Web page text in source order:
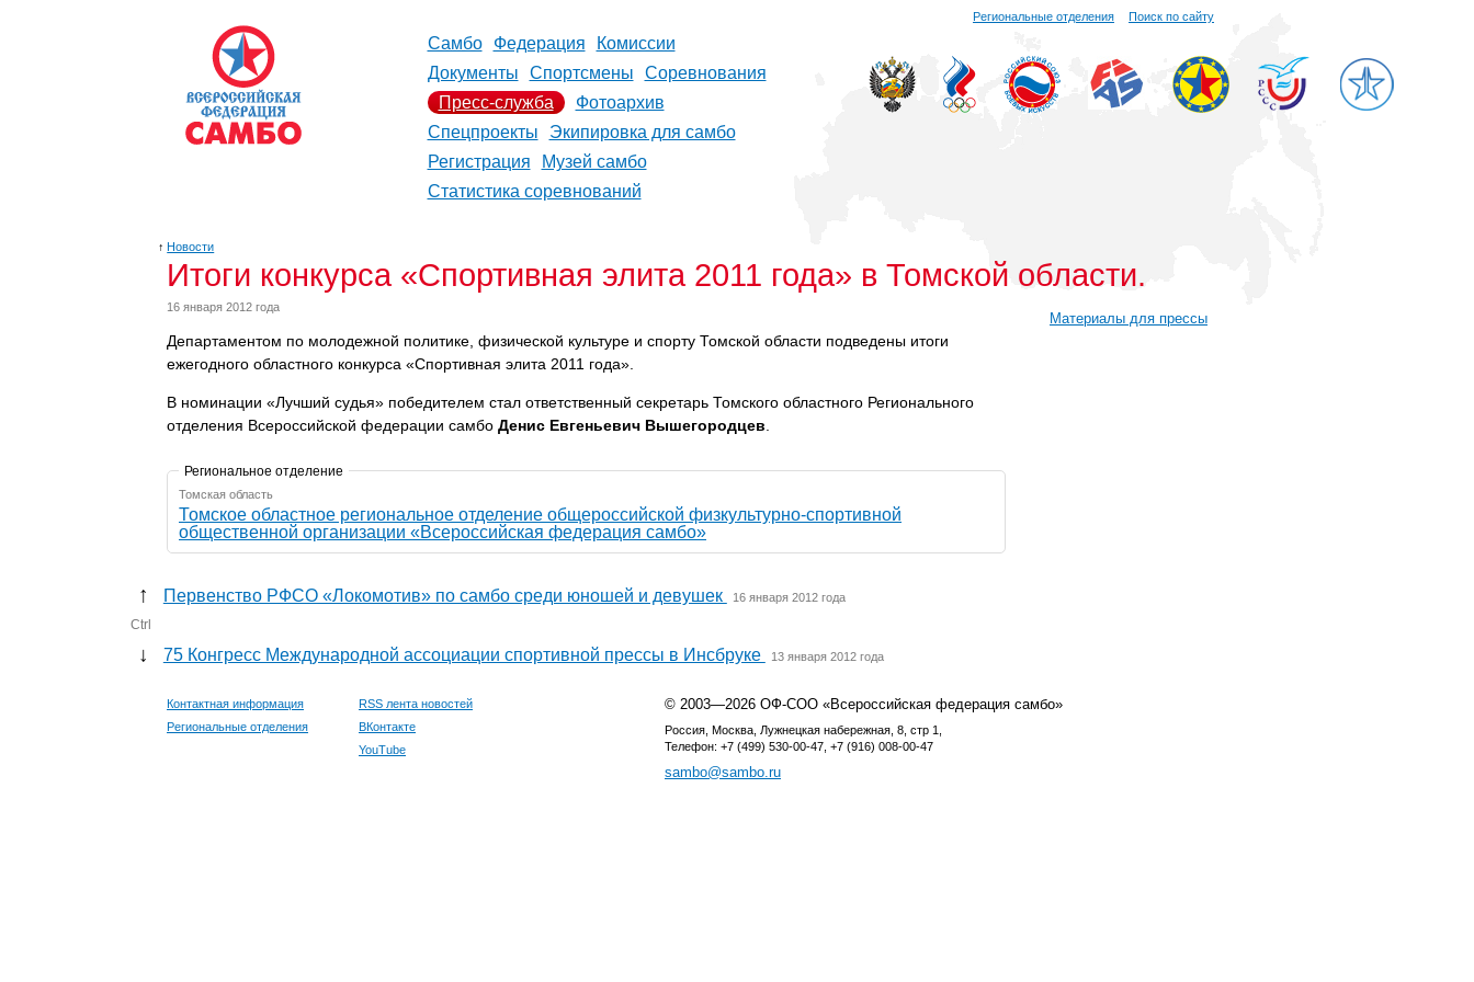
Региональные отделения Поиск по сайту
Самбо Федерация
Комиссии
Документы
Спортсмены
Соревнования
Пресс-служба
Фотоархив
Спецпроекты
Экипировка для самбо
Регистрация
Музей самбо
Статистика соревнований
↑ Новости
Итоги конкурса «Спортивная элита 2011 года» в Томской области.
16 января 2012 года
Департаментом по молодежной политике, физической культуре и спорту Томской области подведены итоги
ежегодного областного конкурса «Спортивная элита 2011 года».
В номинации «Лучший судья» победителем стал ответственный секретарь Томского областного Регионального
отделения Всероссийской федерации самбо Денис Евгеньевич Вышегородцев.
Региональное отделение
Томская область
Томское областное региональное отделение общероссийской физкультурно-спортивной
общественной организации «Всероссийская федерация самбо»
↑ Первенство РФСО «Локомотив» по самбо среди юношей и девушек 16 января 2012 года
Ctrl
↓ 75 Конгресс Международной ассоциации спортивной прессы в Инсбруке 13 января 2012 года
Материалы для прессы
Контактная информация
Региональные отделения
RSS лента новостей
ВКонтакте
YouTube
© 2003—2026 ОФ-СОО «Всероссийская федерация самбо»
Россия, Москва, Лужнецкая набережная, 8, стр 1,
Телефон: +7 (499) 530-00-47, +7 (916) 008-00-47
sambo@sambo.ru